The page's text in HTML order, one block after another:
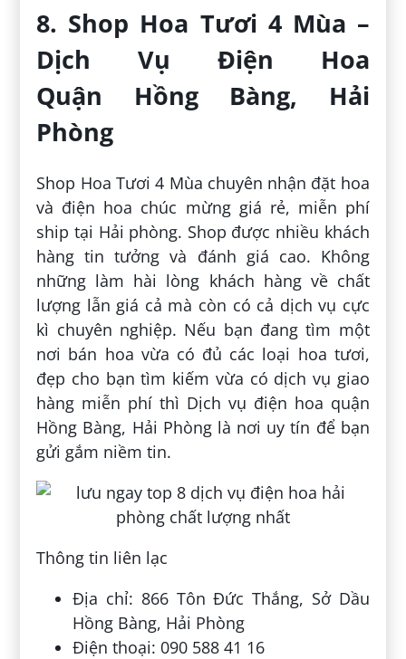
8. Shop Hoa Tươi 4 Mùa –
Dịch Vụ Điện Hoa
Quận Hồng Bàng, Hải
Phòng
Shop Hoa Tươi 4 Mùa chuyên nhận đặt hoa
và điện hoa chúc mừng giá rẻ, miễn phí
ship tại Hải phòng. Shop được nhiều khách
hàng tin tưởng và đánh giá cao. Không
những làm hài lòng khách hàng về chất
lượng lẫn giá cả mà còn có cả dịch vụ cực
kì chuyên nghiệp. Nếu bạn đang tìm một
nơi bán hoa vừa có đủ các loại hoa tươi,
đẹp cho bạn tìm kiếm vừa có dịch vụ giao
hàng miễn phí thì Dịch vụ điện hoa quận
Hồng Bàng, Hải Phòng là nơi uy tín để bạn
gửi gắm niềm tin.
Thông tin liên lạc
Địa chỉ: 866 Tôn Đức Thắng, Sở Dầu
Hồng Bàng, Hải Phòng
Điện thoại: 090 588 41 16